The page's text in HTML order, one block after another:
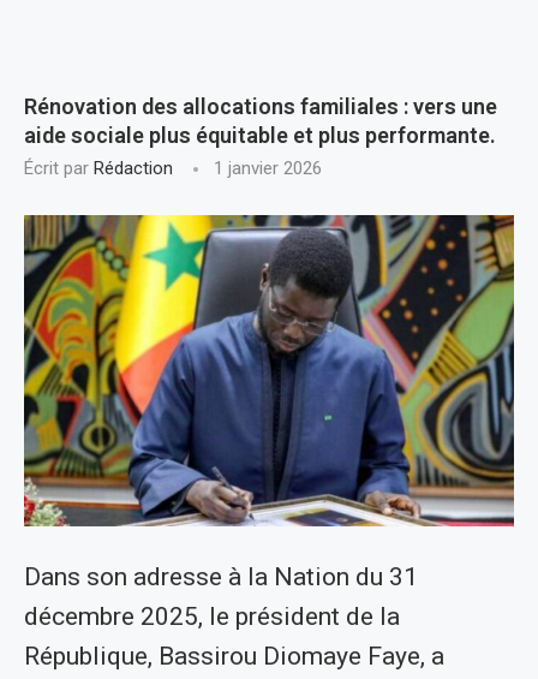
Rénovation des allocations familiales : vers une
aide sociale plus équitable et plus performante.
Écrit par Rédaction 1 janvier 2026
Dans son adresse à la Nation du 31
décembre 2025, le président de la
République, Bassirou Diomaye Faye, a